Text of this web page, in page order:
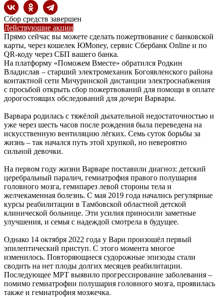
Сбор средств завершен
Действующие акции
Прямо сейчас вы можете сделать пожертвование с банковской
карты, через кошелек ЮMoney, сервис Сбербанк Online и по
QR-коду через СБП вашего банка.
На платформу «Поможем Вместе» обратился Родкин
Владислав – старший электромеханик Богоявленского района
контактной сети Мичуринской дистанции электроснабжения
с просьбой открыть сбор пожертвований для помощи в оплате
дорогостоящих обследований для дочери Варвары.
Варвара родилась с тяжёлой дыхательной недостаточностью и
уже через шесть часов после рождения была переведена на
искусственную вентиляцию лёгких. Семь суток борьбы за
жизнь – так начался путь этой хрупкой, но невероятно
сильной девочки.
На первом году жизни Варваре поставили диагноз: детский
церебральный паралич, гемиатрофия правого полушария
головного мозга, гемипарез левой стороны тела и
желчекаменная болезнь. С мая 2019 года начались регулярные
курсы реабилитации в Тамбовской областной детской
клинической больнице. Эти усилия приносили заметные
улучшения, и семья с надеждой смотрела в будущее.
Однако 14 октября 2022 года у Вари произошёл первый
эпилептический приступ. С этого момента многое
изменилось. Повторяющиеся судорожные эпизоды стали
сводить на нет плоды долгих месяцев реабилитации.
Последующее МРТ выявило прогрессирование заболевания –
помимо гемиатрофии полушария головного мозга, проявилась
также и гемиатрофия мозжечка.